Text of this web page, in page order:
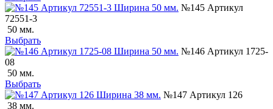
№145 Артикул
72551-3
50 мм.
Выбрать
№146 Артикул 1725-
08
50 мм.
Выбрать
№147 Артикул 126
38 мм.